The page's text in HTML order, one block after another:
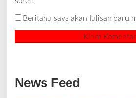
Beritahu saya akan tulisan baru
News Feed